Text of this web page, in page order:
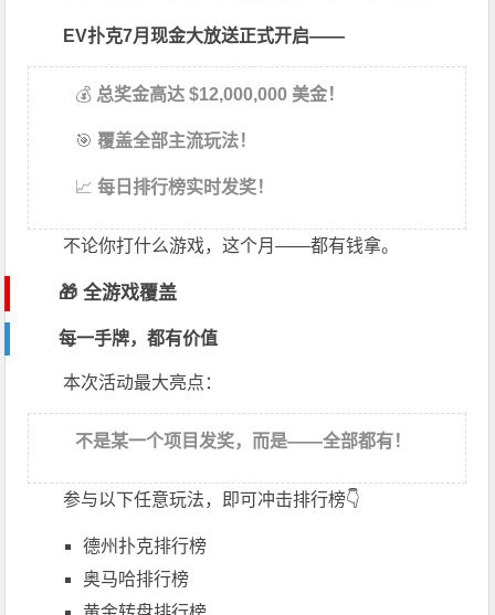
EV扑克7月现金大放送正式开启——
💰 总奖金高达 $12,000,000 美金！
🎯覆盖全部主流玩法！
📈每日排行榜实时发奖！
不论你打什么游戏，这个月——都有钱拿。
🎁 全游戏覆盖
每一手牌，都有价值
本次活动最大亮点：
不是某一个项目发奖，而是——全部都有！
参与以下任意玩法，即可冲击排行榜👇
德州扑克排行榜
奥马哈排行榜